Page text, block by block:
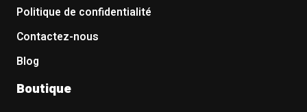
Politique de confidentialité
Contactez-nous
Blog
Boutique